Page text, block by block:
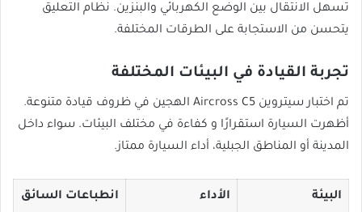
تسهل الانتقال بين الوضع الكهربائي والبنزين. نظام التعليق
يتحسن من الاستجابة على الطرقات المختلفة.
تجربة القيادة في البيئات المختلفة
تم اختبار سيتروين Aircross C5 الهجين في ظروف قيادة متنوعة.
أظهرت السيارة استقرارًا و كفاءة في مختلف البيئات. سواء داخل
المدينة أو المناطق الجبلية، أداء السيارة ممتاز.
البيئة الأداء انطباعات السائق